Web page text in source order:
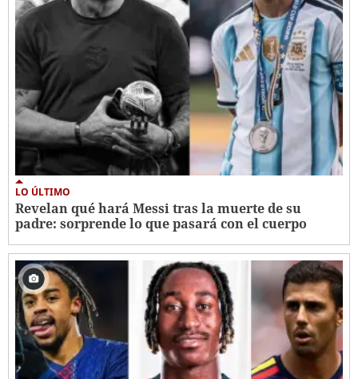
LO ÚLTIMO
Revelan qué hará Messi tras la muerte de su
padre: sorprende lo que pasará con el cuerpo